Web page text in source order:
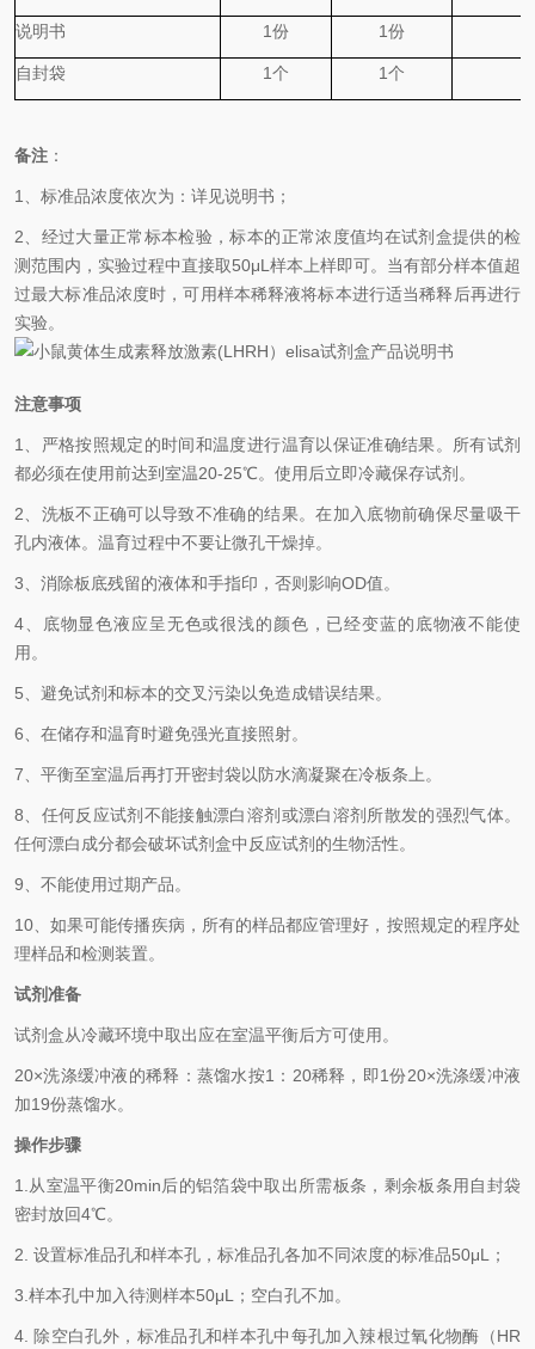
说明书 1份 1份
自封袋 1个 1个
备注 ：
1、标准品浓度依次为：详见说明书；
2、经过大量正常标本检验，标本的正常浓度值均在试剂盒提供的检
测范围内，实验过程中直接取50μL 样本上样即可。当有部分样本值超
过最大标准品浓度时，可用样本稀释液将标本进行适当稀释后再进行
实验。
注意事项
1、严格按照规定的时间和温度进行温育以保证准确结果。所有试剂
都必须在使用前达到室温20-25℃。使用后立即冷藏保存试剂。
2、洗板不正确可以导致不准确的结果。在加入底物前确保尽量吸干
孔内液体。温育过程中不要让微孔干燥掉。
3、消除板底残留的液体和手指印，否则影响OD值。
4、底物显色液应呈无色或很浅的颜色，已经变蓝的底物液不能使
用。
5、避免试剂和标本的交叉污染以免造成错误结果。
6、在储存和温育时避免强光直接照射。
7、平衡至室温后再打开密封袋以防水滴凝聚在冷板条上。
8、任何反应试剂不能接触漂白溶剂或漂白溶剂所散发的强烈气体。
任何漂白成分都会破坏试剂盒中反应试剂的生物活性。
9、不能使用过期产品。
10、如果可能传播疾病，所有的样品都应管理好，按照规定的程序处
理样品和检测装置。
试剂准备
试剂盒从冷藏环境中取出应在室温平衡后方可使用。
20×洗涤缓冲液的稀释：蒸馏水按1 ： 20稀释，即1份20×洗涤缓冲液
加19份蒸馏水。
操作步骤
1.从室温平衡20min后的铝箔袋中取出所需板条，剩余板条用自封袋
密封放回4℃。
2. 设置标准品孔和样本孔，标准品孔各加不同浓度的标准品50μL ；
3.样本孔中加入待测样本50μL ；空白孔不加。
4. 除空白孔外，标准品孔和样本孔中每孔加入辣根过氧化物酶（HR